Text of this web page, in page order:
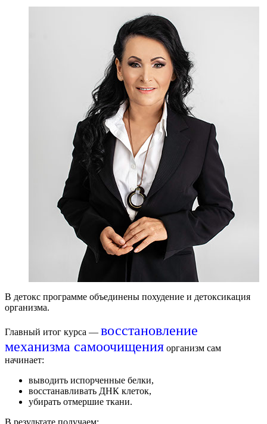
В детокс программе объединены похудение и детоксикация
организма.
Главный итог курса — восстановление
механизма самоочищения организм сам
начинает:
выводить испорченные белки,
восстанавливать ДНК клеток,
убирать отмершие ткани.
В результате получаем: